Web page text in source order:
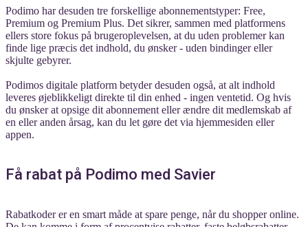
Podimo har desuden tre forskellige abonnementstyper: Free,
Premium og Premium Plus. Det sikrer, sammen med platformens
ellers store fokus på brugeroplevelsen, at du uden problemer kan
finde lige præcis det indhold, du ønsker - uden bindinger eller
skjulte gebyrer.
Podimos digitale platform betyder desuden også, at alt indhold
leveres øjeblikkeligt direkte til din enhed - ingen ventetid. Og hvis
du ønsker at opsige dit abonnement eller ændre dit medlemskab af
en eller anden årsag, kan du let gøre det via hjemmesiden eller
appen.
Få rabat på Podimo med Savier
Rabatkoder er en smart måde at spare penge, når du shopper online.